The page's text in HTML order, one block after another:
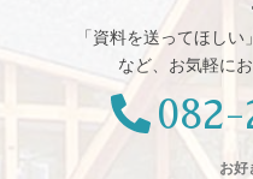
「資料を送ってほしい
など、お気軽に
お好